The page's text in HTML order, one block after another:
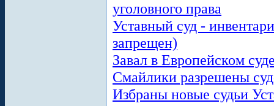
уголовного права
Уставный суд -
запрещен)
Завал в Европейском
Смайлики разрешены
Избраны новые судьи